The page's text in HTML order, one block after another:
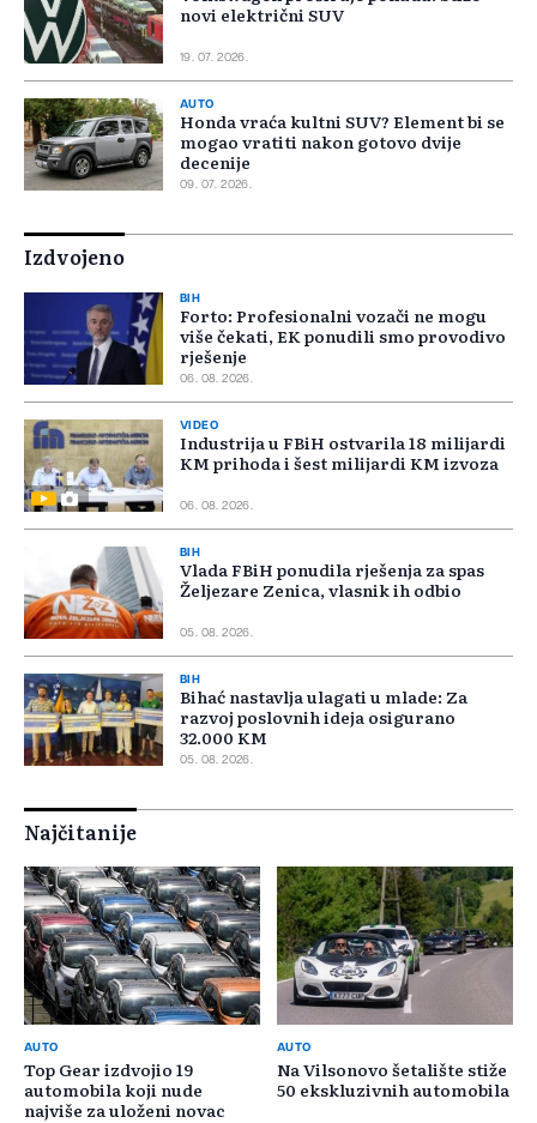
novi električni SUV
19. 07. 2026.
AUTO
Honda vraća kultni SUV? Element bi se
mogao vratiti nakon gotovo dvije
decenije
09. 07. 2026.
Izdvojeno
BIH
Forto: Profesionalni vozači ne mogu
više čekati, EK ponudili smo provodivo
rješenje
06. 08. 2026.
VIDEO
Industrija u FBiH ostvarila 18 milijardi
KM prihoda i šest milijardi KM izvoza
06. 08. 2026.
BIH
Vlada FBiH ponudila rješenja za spas
Željezare Zenica, vlasnik ih odbio
05. 08. 2026.
BIH
Bihać nastavlja ulagati u mlade: Za
razvoj poslovnih ideja osigurano
32.000 KM
05. 08. 2026.
Najčitanije
AUTO
Top Gear izdvojio 19
automobila koji nude
najviše za uloženi novac
AUTO
Na Vilsonovo šetalište stiže
50 ekskluzivnih automobila